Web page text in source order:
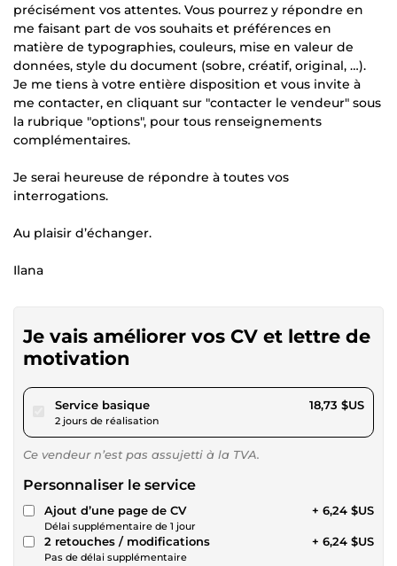
précisément vos attentes. Vous pourrez y répondre en
me faisant part de vos souhaits et préférences en
matière de typographies, couleurs, mise en valeur de
données, style du document (sobre, créatif, original, …).
Je me tiens à votre entière disposition et vous invite à
me contacter, en cliquant sur "contacter le vendeur" sous
la rubrique "options", pour tous renseignements
complémentaires.
Je serai heureuse de répondre à toutes vos
interrogations.
Au plaisir d’échanger.
Ilana
Je vais améliorer vos CV et lettre de
motivation
Service basiquepour 17,26 $US
2 jours de réalisation
18,73 $US
Ce vendeur n’est pas assujetti à la TVA.
Personnaliser le service
Ajout d’une page de CV
Délai supplémentaire de 1 jour
+ 6,24 $US
2 retouches / modifications
Pas de délai supplémentaire
+ 6,24 $US